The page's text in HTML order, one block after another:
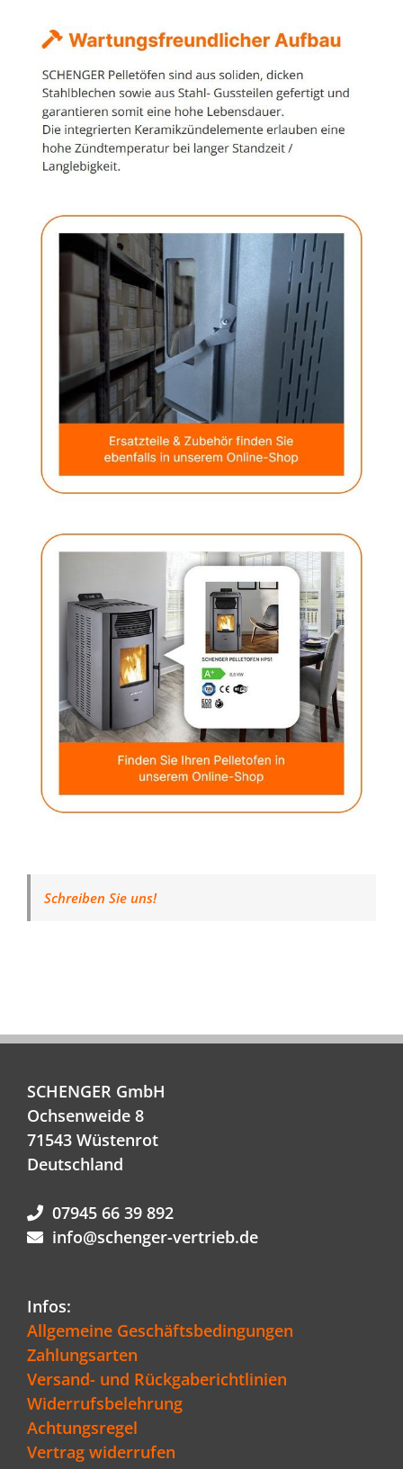
Schreiben Sie uns!
SCHENGER GmbH
Ochsenweide 8
71543 Wüstenrot
Deutschland
07945 66 39 892
info@schenger-vertrieb.de
Infos:
Allgemeine Geschäftsbedingungen
Zahlungsarten
Versand- und Rückgaberichtlinien
Widerrufsbelehrung
Achtungsregel
Vertrag widerrufen